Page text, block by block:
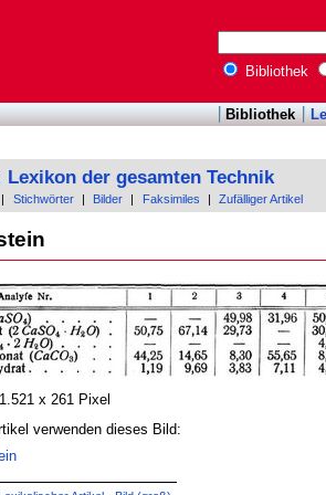
Bibliothek
Bibliothek
Lexikon der gesamten Technik
Stichwörter Bilder Faksimiles Zufälliger Artikel
x 261 Pixel
verwenden dieses Bild: